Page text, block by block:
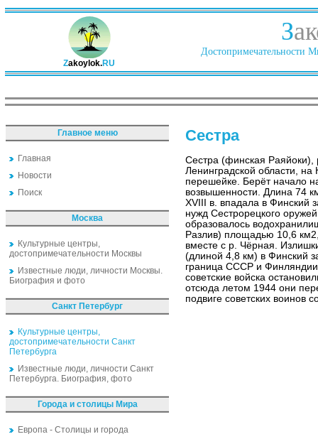
Zakoylok.RU
З
Достопримечательности
Главное меню
Главная
Новости
Поиск
Москва
Культурные центры,
достопримечательности Москвы
Известные люди, личности Москвы.
Биография и фото
Санкт Петербург
Культурные центры,
достопримечательности Санкт
Петербурга
Известные люди, личности Санкт
Петербурга. Биография, фото
Города и столицы Мира
Европа - Столицы и города
Сестра
Сестра (финская Раяйоки),
Ленинградской области, на
перешейке. Берёт начало
возвышенности. Длина 74
XVIII в. впадала в Финский
нужд Сестрорецкого
образовалось
Разлив) площадью 10,6
вместе с р. Чёрная.
(длиной 4,8 км) в Финский
граница СССР и
советские войска
отсюда летом 1944 они
подвиге советских воинов